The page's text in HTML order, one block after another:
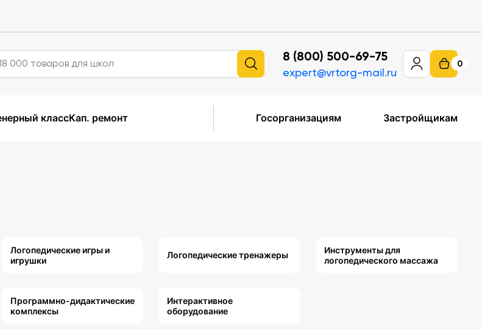
8 (800) 500-69-75
expert@vrtorg-mail.ru
0
классКап. ремонт Госорганизациям Застройщикам
Логопедические игры и
игрушки
Логопедические тренажеры
Инструменты для
логопедического массажа
Программно-дидактические
комплексы
Интерактивное
оборудование